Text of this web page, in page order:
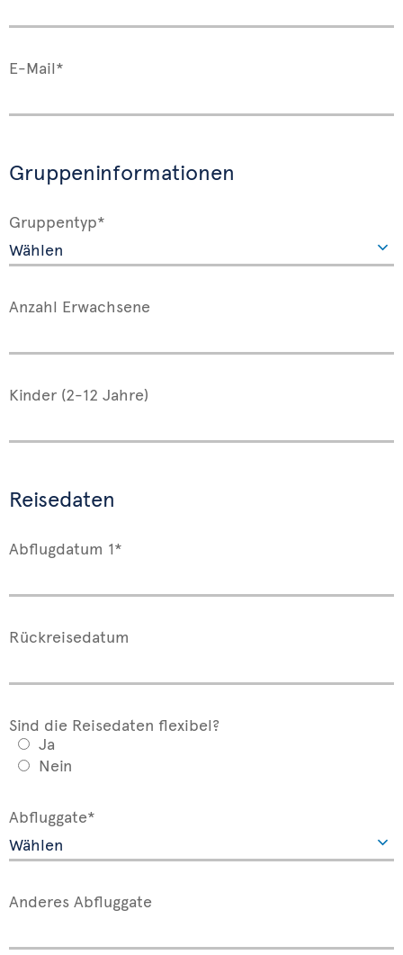
E-Mail*
Gruppeninformationen
Gruppentyp*
Anzahl Erwachsene
Kinder (2-12 Jahre)
Reisedaten
Abflugdatum 1*
Rückreisedatum
Sind die Reisedaten flexibel?
Ja
Nein
Abfluggate*
Anderes Abfluggate